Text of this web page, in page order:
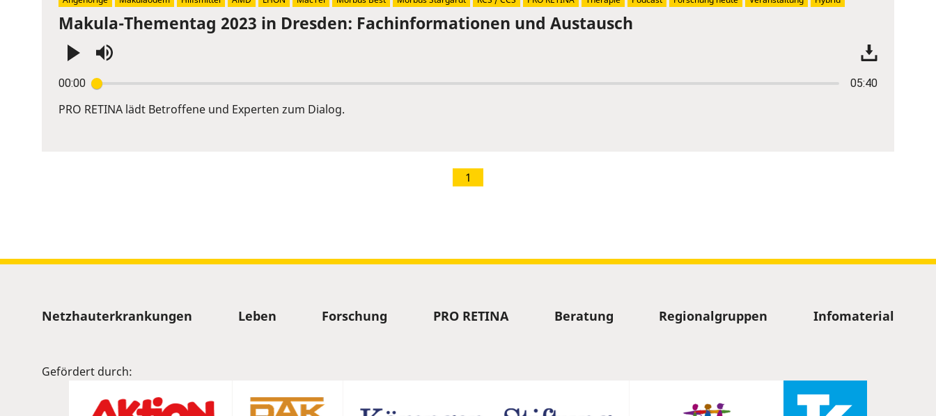
Makula-Thementag 2023 in Dresden: Fachinformationen und Austausch
00:00 05:40
Enter
or
PRO RETINA lädt Betroffene und Experten zum Dialog.
1
Sitemap
Netzhauterkrankungen Leben Forschung PRO RETINA Beratung Regionalgruppen Infomaterial
Gefördert durch: